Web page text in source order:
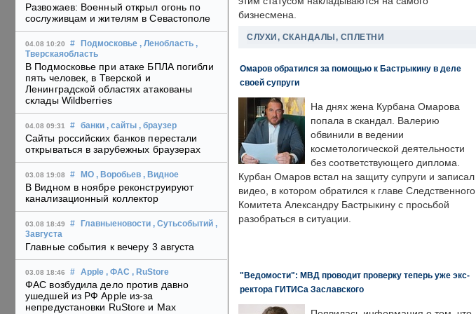
Развожаев: Военный открыл огонь по
сослуживцам и жителям в Севастополе
04.08 10:20 # Подмосковье , Ленобласть ,
Тверскаяобласть
В Подмосковье при атаке БПЛА погибли
пять человек, в Тверской и
Ленинградской областях атакованы
склады Wildberries
04.08 09:31 # банки , сайты , браузер
Сайты российских банков перестали
открываться в зарубежных браузерах
03.08 19:08 # МО , Воробьев , Видное
В Видном в ноябре реконструируют
канализационный коллектор
03.08 18:49 # Главныеновости , Сутьсобытий ,
3августа
Главные события к вечеру 3 августа
03.08 18:46 # Apple , ФАС , RuStore
ФАС возбудила дело против давно
ушедшей из РФ Apple из-за
непредустановки RuStore и Max
бизнесмена.
СЛУХИ, СКАНДАЛЫ, СПЛЕТНИ
Омаров обратился за помощью к Бастрыкину в деле
своей супруги
На днях жена Курбана Омарова
попала в скандал. Валерию
обвинили в ведении
косметологической деятельности
без соответствующего диплома.
Курбан Омаров встал на защиту супруги и записал
видео, в котором обратился к главе Следственного
Комитета Александру Бастрыкину с просьбой
разобраться в ситуации.
"Ведомости": МВД проводит проверку теперь уже экс-
ректора ГИТИСа Заславского